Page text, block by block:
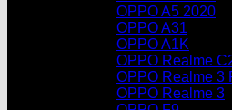
OPPO A5 2020
OPPO A31
OPPO A1K
OPPO Realme
OPPO Realme 3
OPPO Realme 3